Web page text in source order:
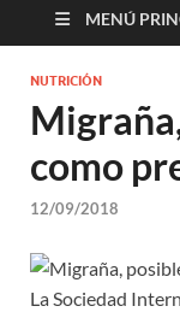
MENÚ
NUTRICIÓN
como
12/09/2018
La Sociedad